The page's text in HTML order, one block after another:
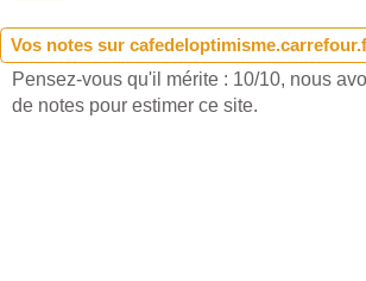
Vos notes sur
Pensez-vous qu'il mérite : 10/10, nous
de notes pour estimer ce site.